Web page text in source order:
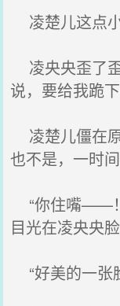
凌楚儿这点
凌央央歪了
说，要给我跪
凌楚儿僵在
也不是，一时间
“你住嘴——
目光在凌央央
“好美的一张